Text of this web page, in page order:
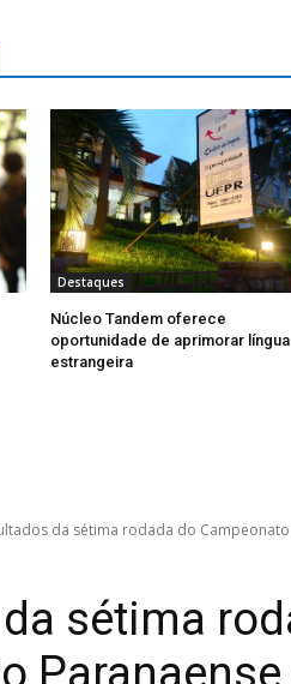
Destaques
Núcleo Tandem oferece
oportunidade de aprimorar língua
estrangeira